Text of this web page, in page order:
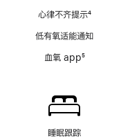
心律不齐提示4
低有氧适能通知
血氧 app5
睡眠跟踪